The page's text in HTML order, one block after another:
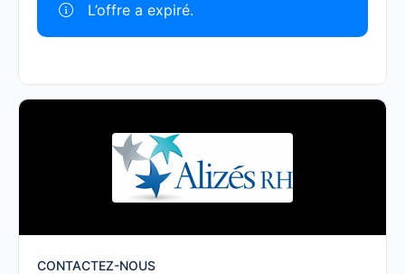
L’offre a expiré.
CONTACTEZ-NOUS